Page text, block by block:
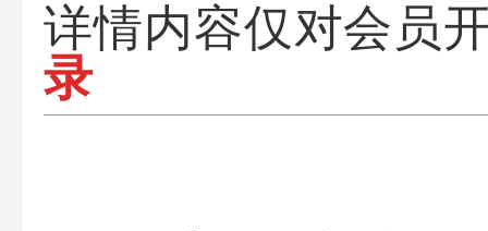
详情内容仅对会员
录